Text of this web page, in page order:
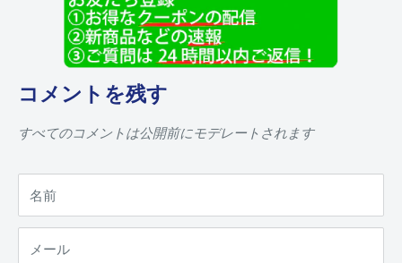
コメントを残す
すべてのコメントは公開前にモデレートされます
名前
メール